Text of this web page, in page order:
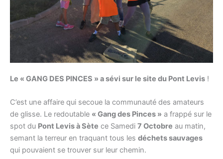
Le « GANG DES PINCES » a sévi sur le site du Pont Levis !
C’est une affaire qui secoue la communauté des amateurs
de glisse. Le redoutable « Gang des Pinces » a frappé sur le
spot du Pont Levis à Sète ce Samedi 7 Octobre au matin,
semant la terreur en traquant tous les déchets sauvages
qui pouvaient se trouver sur leur chemin.